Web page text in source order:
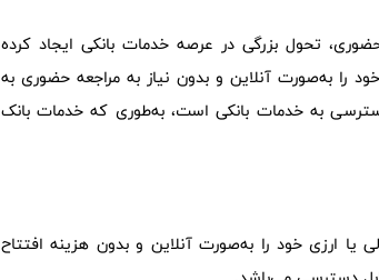
تحول بزرگی در عرصه خدمات بانکی ایجاد کرده
را به‌صورت آنلاین و بدون نیاز به مراجعه حضوری به
دسترسی به خدمات بانکی است، به‌طوری که خدمات بانک
یا ارزی خود را به‌صورت آنلاین و بدون هزینه افتتاح